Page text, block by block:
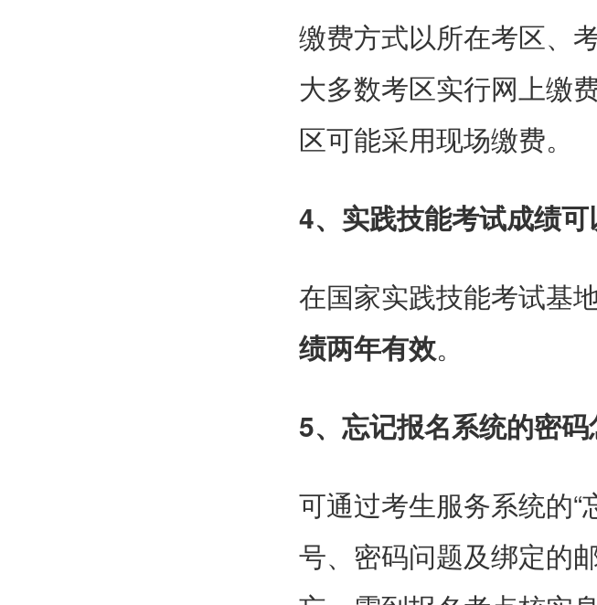
缴费方式以所在考区、
大多数考区实行网上缴
区可能采用现场缴费。
4、实践技能考试成绩
在国家实践技能考试基
绩两年有效。
5、忘记报名系统的密
可通过考生服务系统的“
号、密码问题及绑定的